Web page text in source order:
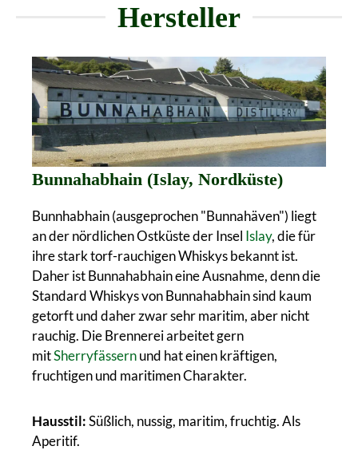
Hersteller
Bunnahabhain (Islay, Nordküste)
Bunnhabhain (ausgeprochen "Bunnahäven") liegt
an der nördlichen Ostküste der Insel Islay, die für
ihre stark torf-rauchigen Whiskys bekannt ist.
Daher ist Bunnahabhain eine Ausnahme, denn die
Standard Whiskys von Bunnahabhain sind kaum
getorft und daher zwar sehr maritim, aber nicht
rauchig. Die Brennerei arbeitet gern
mitSherryfässernund hat einen kräftigen,
fruchtigen und maritimen Charakter.
Hausstil:Süßlich, nussig, maritim, fruchtig. Als
Aperitif.